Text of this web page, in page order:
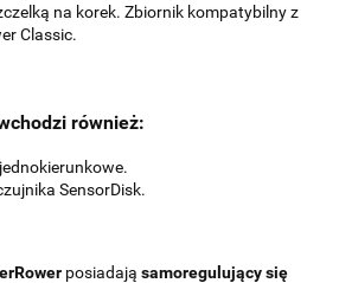
na korek. Zbiornik kompatybilny z
Classic.
również:
SensorDisk.
posiadają samoregulujący się